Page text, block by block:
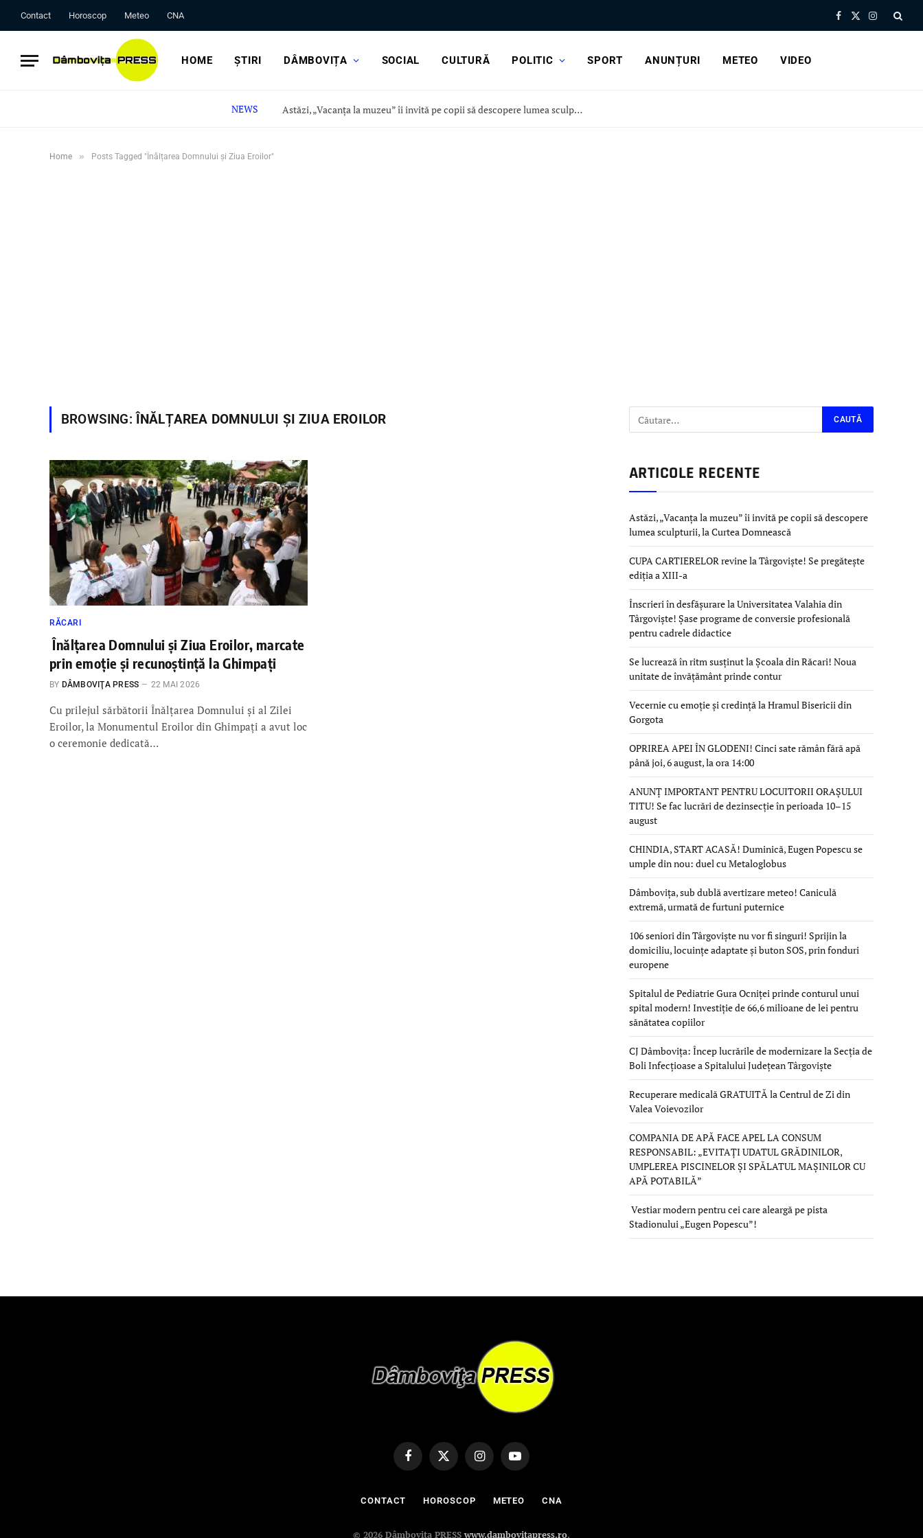
Contact Horoscop Meteo CNA Facebook
X
Instagram
HOME ȘTIRI DÂMBOVIȚA SOCIAL CULTURĂ POLITIC SPORT ANUNȚURI METEO VIDEO
NEWS Astăzi, „Vacanța la muzeu” îi invită pe copii să descopere lumea sculpturii, la Curtea Domnească
Home » Posts Tagged "Înălțarea Domnului și Ziua Eroilor"
BROWSING: ÎNĂLȚAREA DOMNULUI ȘI ZIUA EROILOR
RĂCARI
Înălțarea Domnului și Ziua Eroilor, marcate
prin emoție și recunoștință la Ghimpați
BY DÂMBOVIŢA PRESS 22 MAI 2026
Cu prilejul sărbătorii Înălțarea Domnului și al Zilei
Eroilor, la Monumentul Eroilor din Ghimpați a avut loc
o ceremonie dedicată…
ARTICOLE RECENTE
Astăzi, „Vacanța la muzeu” îi invită pe copii să descopere
lumea sculpturii, la Curtea Domnească
CUPA CARTIERELOR revine la Târgoviște! Se pregătește
ediția a XIII-a
Înscrieri în desfășurare la Universitatea Valahia din
Târgoviște! Șase programe de conversie profesională
pentru cadrele didactice
Se lucrează în ritm susținut la Școala din Răcari! Noua
unitate de învățământ prinde contur
Vecernie cu emoție și credință la Hramul Bisericii din
Gorgota
OPRIREA APEI ÎN GLODENI! Cinci sate rămân fără apă
până joi, 6 august, la ora 14:00
ANUNȚ IMPORTANT PENTRU LOCUITORII ORAȘULUI
TITU! Se fac lucrări de dezinsecție în perioada 10–15
august
CHINDIA, START ACASĂ! Duminică, Eugen Popescu se
umple din nou: duel cu Metaloglobus
Dâmbovița, sub dublă avertizare meteo! Caniculă
extremă, urmată de furtuni puternice
106 seniori din Târgoviște nu vor fi singuri! Sprijin la
domiciliu, locuințe adaptate și buton SOS, prin fonduri
europene
Spitalul de Pediatrie Gura Ocniței prinde conturul unui
spital modern! Investiție de 66,6 milioane de lei pentru
sănătatea copiilor
CJ Dâmbovița: Încep lucrările de modernizare la Secția de
Boli Infecțioase a Spitalului Județean Târgoviște
Recuperare medicală GRATUITĂ la Centrul de Zi din
Valea Voievozilor
COMPANIA DE APĂ FACE APEL LA CONSUM
RESPONSABIL: „EVITAȚI UDATUL GRĂDINILOR,
UMPLEREA PISCINELOR ȘI SPĂLATUL MAȘINILOR CU
APĂ POTABILĂ”
Vestiar modern pentru cei care aleargă pe pista
Stadionului „Eugen Popescu”!
FacebookX
(Twitter)
InstagramYouTube
CONTACT HOROSCOP METEO CNA
© 2026 Dâmbovița PRESSwww.dambovitapress.ro.